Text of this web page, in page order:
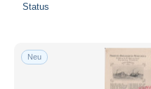
Status
Neu